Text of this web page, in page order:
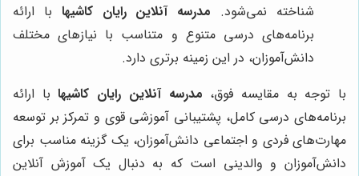
شناخته نمی‌شود. مدرسه آنلاین رایان کاشیها با ارائه
برنامه‌های درسی متنوع و متناسب با نیازهای مختلف
دانش‌آموزان، در این زمینه برتری دارد.
با توجه به مقایسه فوق، مدرسه آنلاین رایان کاشیهابا ارائه
برنامه‌های درسی کامل، پشتیبانی آموزشی قوی و تمرکز بر توسعه
مهارت‌های فردی و اجتماعی دانش‌آموزان، یک گزینه مناسب برای
دانش‌آموزان و والدینی است که به دنبال یک آموزش آنلاین